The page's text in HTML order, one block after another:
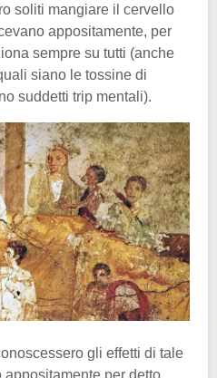
soliti mangiare il cervello
appositamente, per
sempre su tutti (anche
siano le tossine di
suddetti trip mentali).
gli effetti di tale
per detto